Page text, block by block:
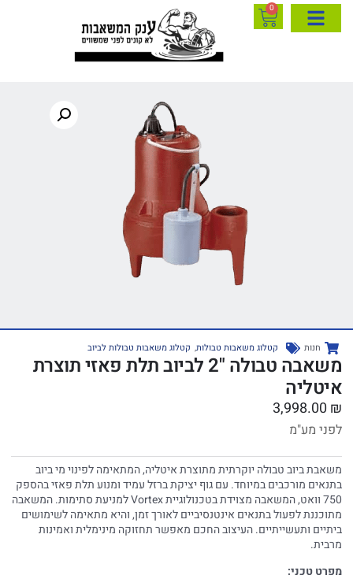
0
חנות קטלוג משאבות טבולות, קטלוג משאבות טבולות לביוב
משאבה טבולה "2 לביוב תלת פאזי תוצרת
איטליה
3,998.00 ₪
לפני מע"מ
משאבת ביוב טבולה יוקרתית מתוצרת איטליה, המתאימה לפינוי מי ביוב
בתנאים מורכבים במיוחד. עם גוף יציקת ברזל עמיד ומנוע תלת פאזי בהספק
750 וואט, המשאבה מצוידת בטכנולוגיית Vortex למניעת סתימות. המשאבה
מתוכננת לפעול בתנאים אינטנסיביים לאורך זמן, והיא מתאימה לשימושים
ביתיים ותעשייתיים. העיצוב החכם מאפשר תחזוקה מינימלית ואמינות
מרבית.
מפרט טכני: